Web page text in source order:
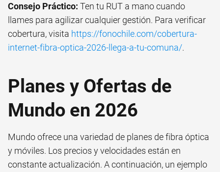
Consejo Práctico: Ten tu RUT a mano cuando
llames para agilizar cualquier gestión. Para verificar
cobertura, visita https://fonochile.com/cobertura-
internet-fibra-optica-2026-llega-a-tu-comuna/.
Planes y Ofertas de
Mundo en 2026
Mundo ofrece una variedad de planes de fibra óptica
y móviles. Los precios y velocidades están en
constante actualización. A continuación, un ejemplo